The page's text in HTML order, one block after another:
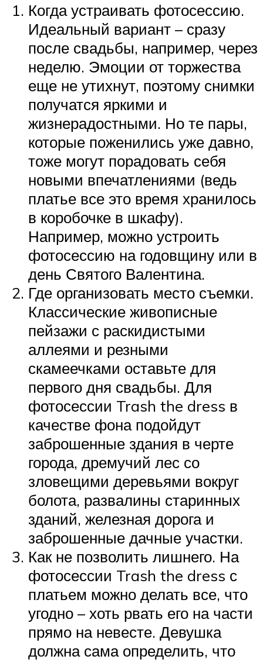
Когда устраивать фотосессию.
Идеальный вариант – сразу
после свадьбы, например, через
неделю. Эмоции от торжества
еще не утихнут, поэтому снимки
получатся яркими и
жизнерадостными. Но те пары,
которые поженились уже давно,
тоже могут порадовать себя
новыми впечатлениями (ведь
платье все это время хранилось
в коробочке в шкафу).
Например, можно устроить
фотосессию на годовщину или в
день Святого Валентина.
Где организовать место съемки.
Классические живописные
пейзажи с раскидистыми
аллеями и резными
скамеечками оставьте для
первого дня свадьбы. Для
фотосессии Trash the dress в
качестве фона подойдут
заброшенные здания в черте
города, дремучий лес со
зловещими деревьями вокруг
болота, развалины старинных
зданий, железная дорога и
заброшенные дачные участки.
Как не позволить лишнего. На
фотосессии Trash the dress с
платьем можно делать все, что
угодно – хоть рвать его на части
прямо на невесте. Девушка
должна сама определить, что